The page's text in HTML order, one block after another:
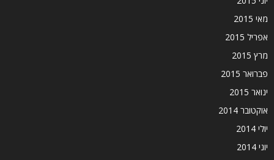
מאי 2015
אפריל 2015
מרץ 2015
פברואר 2015
ינואר 2015
אוקטובר 2014
יולי 2014
יוני 2014